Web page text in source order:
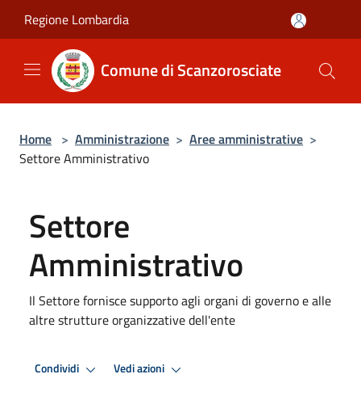
Regione Lombardia
Comune di Scanzorosciate
Home > Amministrazione > Aree amministrative >
Settore Amministrativo
Settore
Amministrativo
Il Settore fornisce supporto agli organi di governo e alle
altre strutture organizzative dell'ente
Condividi Vedi azioni